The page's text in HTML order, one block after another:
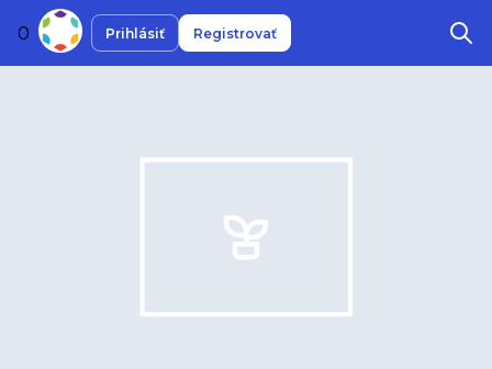
0 Prihlásiť Registrovať